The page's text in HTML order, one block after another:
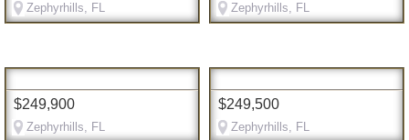
Zephyrhills, FL Zephyrhills, FL
$249,900
Zephyrhills, FL
$249,500
Zephyrhills, FL